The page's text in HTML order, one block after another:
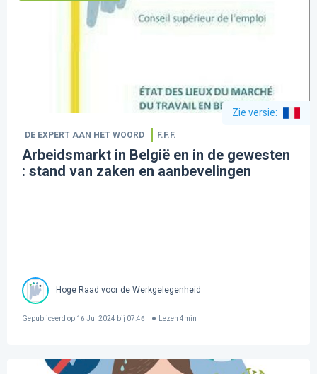
Zie versie:
DE EXPERT AAN HET WOORD F.F.F.
Arbeidsmarkt in België en in de gewesten
: stand van zaken en aanbevelingen
Hoge Raad voor de Werkgelegenheid
Gepubliceerd op 16 Jul 2024 bij 07:46 Lezen 4min